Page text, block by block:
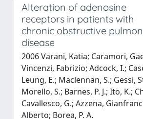
Alteration of adenosine
receptors in patients with
chronic obstructive
disease
2006 Varani, Katia; Caramori,
Vincenzi, Fabrizio; Adcock, I.;
Leung, E.; Maclennan, S.; Gessi,
Morello, S.; Barnes, P. J.; Ito, K.;
Cavallesco, G.; Azzena,
Alberto; Borea, P. A.